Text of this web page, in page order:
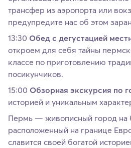
трансфер из аэропорта или
предупредите нас об этом
13:30 Обед с дегустацией
откроем для себя тайны
классе по приготовлению
посикунчиков.
15:00 Обзорная экскурсия по
историей и уникальным
Пермь — живописный город на
расположенный на границе
славится своей богатой